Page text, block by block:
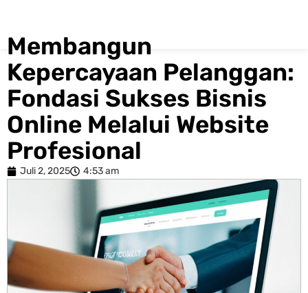
Membangun
Kepercayaan Pelanggan:
Fondasi Sukses Bisnis
Online Melalui Website
Profesional
Juli 2, 2025 4:53 am